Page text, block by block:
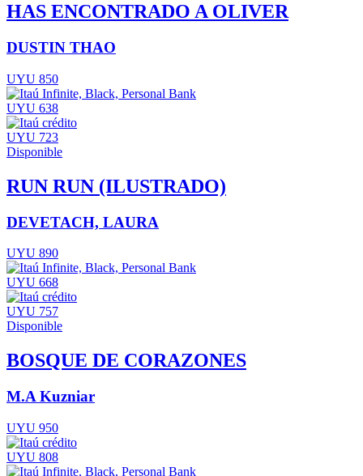
HAS ENCONTRADO A OLIVER
DUSTIN THAO
UYU 850
UYU 638
UYU 723
Disponible
RUN RUN (ILUSTRADO)
DEVETACH, LAURA
UYU 890
UYU 668
UYU 757
Disponible
BOSQUE DE CORAZONES
M.A Kuzniar
UYU 950
UYU 808